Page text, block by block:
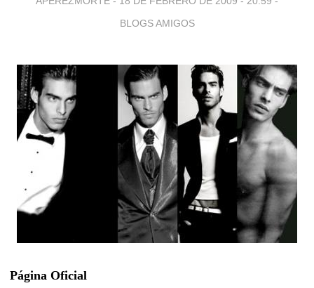
BLOGS AMIGOS
Página Oficial